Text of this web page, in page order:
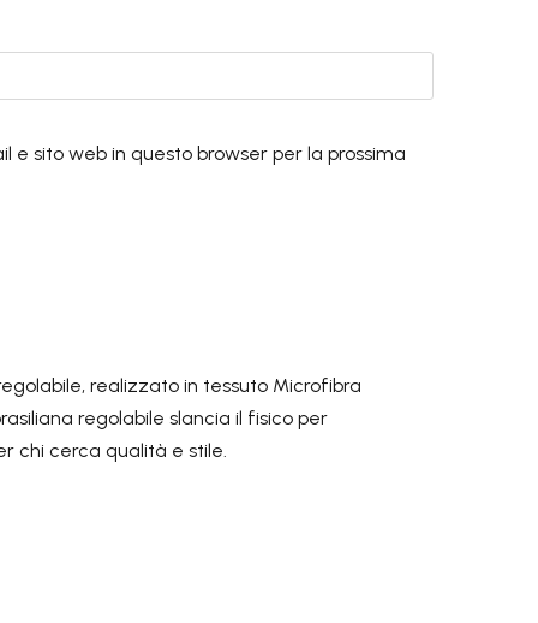
e sito web in questo browser per la prossima
realizzato in tessuto Microfibra
regolabile slancia il fisico per
chi cerca qualità e stile.